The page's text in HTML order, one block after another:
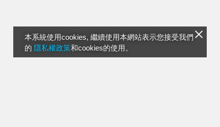
本系統使用cookies, 繼續使用本網站表示您接受我們
的 隱私權政策和cookies的使用。